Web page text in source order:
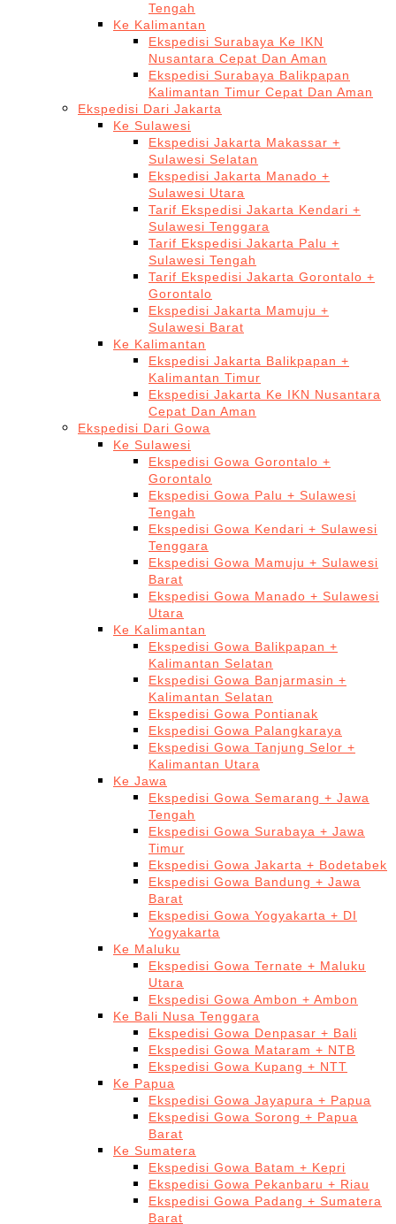
Tengah
Ke Kalimantan
Ekspedisi Surabaya Ke IKN
Nusantara Cepat Dan Aman
Ekspedisi Surabaya Balikpapan
Kalimantan Timur Cepat Dan Aman
Ekspedisi Dari Jakarta
Ke Sulawesi
Ekspedisi Jakarta Makassar +
Sulawesi Selatan
Ekspedisi Jakarta Manado +
Sulawesi Utara
Tarif Ekspedisi Jakarta Kendari +
Sulawesi Tenggara
Tarif Ekspedisi Jakarta Palu +
Sulawesi Tengah
Tarif Ekspedisi Jakarta Gorontalo +
Gorontalo
Ekspedisi Jakarta Mamuju +
Sulawesi Barat
Ke Kalimantan
Ekspedisi Jakarta Balikpapan +
Kalimantan Timur
Ekspedisi Jakarta Ke IKN Nusantara
Cepat Dan Aman
Ekspedisi Dari Gowa
Ke Sulawesi
Ekspedisi Gowa Gorontalo +
Gorontalo
Ekspedisi Gowa Palu + Sulawesi
Tengah
Ekspedisi Gowa Kendari + Sulawesi
Tenggara
Ekspedisi Gowa Mamuju + Sulawesi
Barat
Ekspedisi Gowa Manado + Sulawesi
Utara
Ke Kalimantan
Ekspedisi Gowa Balikpapan +
Kalimantan Selatan
Ekspedisi Gowa Banjarmasin +
Kalimantan Selatan
Ekspedisi Gowa Pontianak
Ekspedisi Gowa Palangkaraya
Ekspedisi Gowa Tanjung Selor +
Kalimantan Utara
Ke Jawa
Ekspedisi Gowa Semarang + Jawa
Tengah
Ekspedisi Gowa Surabaya + Jawa
Timur
Ekspedisi Gowa Jakarta + Bodetabek
Ekspedisi Gowa Bandung + Jawa
Barat
Ekspedisi Gowa Yogyakarta + DI
Yogyakarta
Ke Maluku
Ekspedisi Gowa Ternate + Maluku
Utara
Ekspedisi Gowa Ambon + Ambon
Ke Bali Nusa Tenggara
Ekspedisi Gowa Denpasar + Bali
Ekspedisi Gowa Mataram + NTB
Ekspedisi Gowa Kupang + NTT
Ke Papua
Ekspedisi Gowa Jayapura + Papua
Ekspedisi Gowa Sorong + Papua
Barat
Ke Sumatera
Ekspedisi Gowa Batam + Kepri
Ekspedisi Gowa Pekanbaru + Riau
Ekspedisi Gowa Padang + Sumatera
Barat